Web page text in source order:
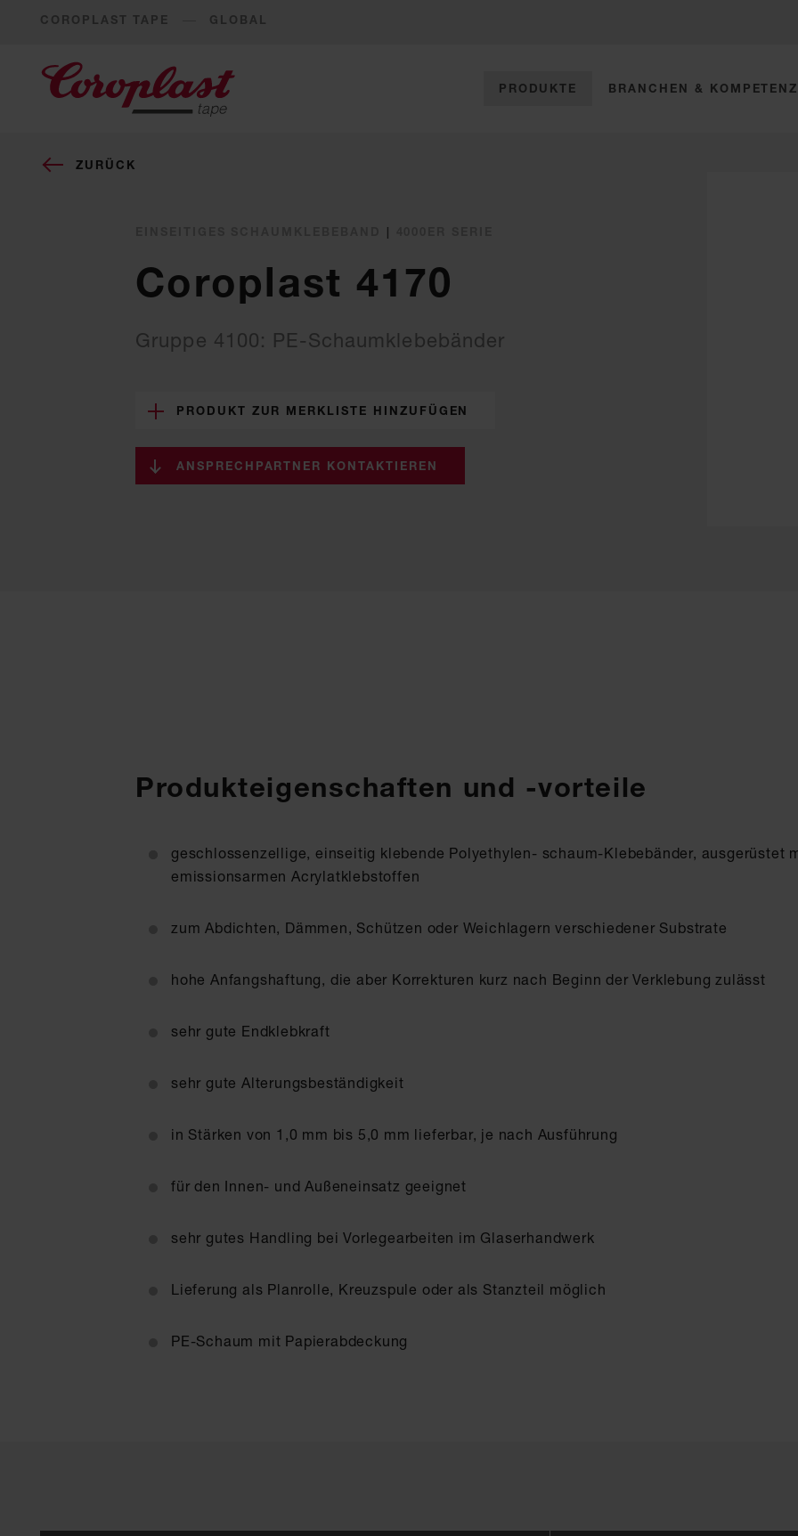
COROPLAST TAPE GLOBAL
PRODUKTE BRANCHEN &
ZURÜCK
|
Coroplast 4170
Gruppe 4100: PE-Schaumklebebänder
PRODUKT ZUR MERKLISTE HINZUFÜGEN
ANSPRECHPARTNER KONTAKTIEREN
Produkteigenschaften und -vorteile
geschlossenzellige, einseitig klebende Polyethylen- schaum-Klebebänder, ausgerüstet
emissionsarmen Acrylatklebstoffen
zum Abdichten, Dämmen, Schützen oder Weichlagern verschiedener Substrate
hohe Anfangshaftung, die aber Korrekturen kurz nach Beginn der Verklebung zulässt
sehr gute Endklebkraft
sehr gute Alterungsbeständigkeit
in Stärken von 1,0 mm bis 5,0 mm lieferbar, je nach Ausführung
für den Innen- und Außeneinsatz geeignet
sehr gutes Handling bei Vorlegearbeiten im Glaserhandwerk
Lieferung als Planrolle, Kreuzspule oder als Stanzteil möglich
PE-Schaum mit Papierabdeckung